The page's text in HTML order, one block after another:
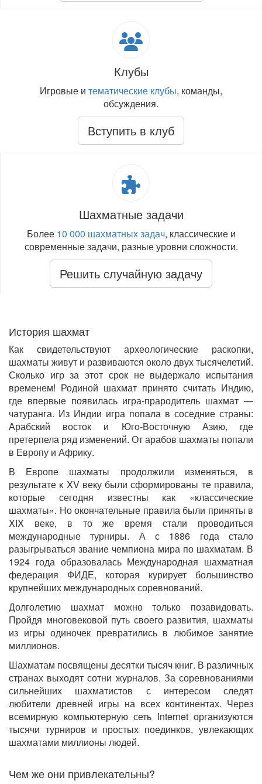
Клубы
Игровые и тематические клубы, команды,
обсуждения.
Вступить в клуб
Шахматные задачи
Более 10 000 шахматных задач, классические и
современные задачи, разные уровни сложности.
Решить случайную задачу
История шахмат
Как свидетельствуют археологические раскопки,
шахматы живут и развиваются около двух тысячелетий.
Сколько игр за этот срок не выдержало испытания
временем! Родиной шахмат принято считать Индию,
где впервые появилась игра-прародитель шахмат —
чатуранга. Из Индии игра попала в соседние страны:
Арабский восток и Юго-Восточную Азию, где
претерпела ряд изменений. От арабов шахматы попали
в Европу и Африку.
В Европе шахматы продолжили изменяться, в
результате к XV веку были сформированы те правила,
которые сегодня известны как «классические
шахматы». Но окончательные правила были приняты в
XIX веке, в то же время стали проводиться
международные турниры. А с 1886 года стало
разыгрываться звание чемпиона мира по шахматам. В
1924 года образовалась Международная шахматная
федерация ФИДЕ, которая курирует большинство
крупнейших международных соревнований.
Долголетию шахмат можно только позавидовать.
Пройдя многовековой путь своего развития, шахматы
из игры одиночек превратились в любимое занятие
миллионов.
Шахматам посвящены десятки тысяч книг. В различных
странах выходят сотни журналов. За соревнованиями
сильнейших шахматистов с интересом следят
любители древней игры на всех континентах. Через
всемирную компьютерную сеть Internet организуются
тысячи турниров и простых поединков, увлекающих
шахматами миллионы людей.
Чем же они привлекательны?